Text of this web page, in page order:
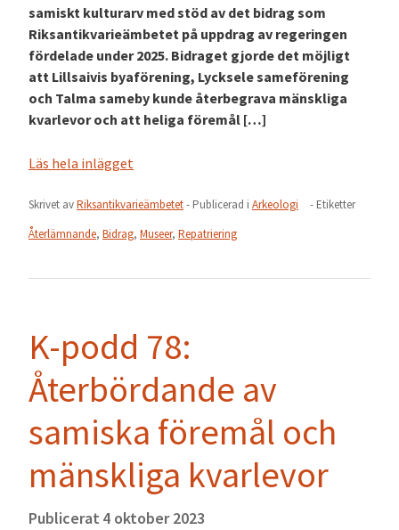
samiskt kulturarv med stöd av det bidrag som
Riksantikvarieämbetet på uppdrag av regeringen
fördelade under 2025. Bidraget gjorde det möjligt
att Lillsaivis byaförening, Lycksele sameförening
och Talma sameby kunde återbegrava mänskliga
kvarlevor och att heliga föremål […]
Läs hela inlägget
Skrivet avRiksantikvarieämbetet- Publicerad i Arkeologi
- Etiketter
Återlämnande, Bidrag, Museer, Repatriering
K-podd 78:
Återbördande av
samiska föremål och
mänskliga kvarlevor
Publicerat 4 oktober 2023